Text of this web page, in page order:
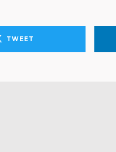
TWEET